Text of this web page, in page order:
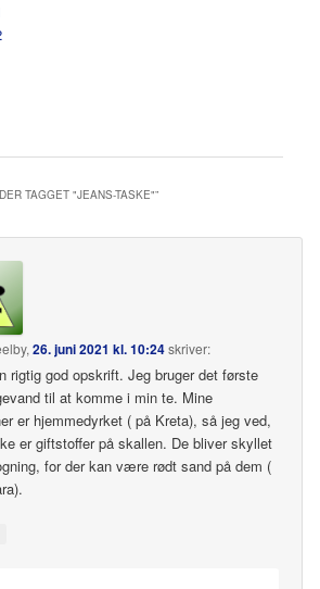
TAGGET "JEANS-TASKE"”
,26. juni 2021 kl. 10:24skriver:
rigtig god opskrift. Jeg bruger det første
til at komme i min te. Mine
er hjemmedyrket ( på Kreta), så jeg ved,
er giftstoffer på skallen. De bliver skyllet
for der kan være rødt sand på dem (